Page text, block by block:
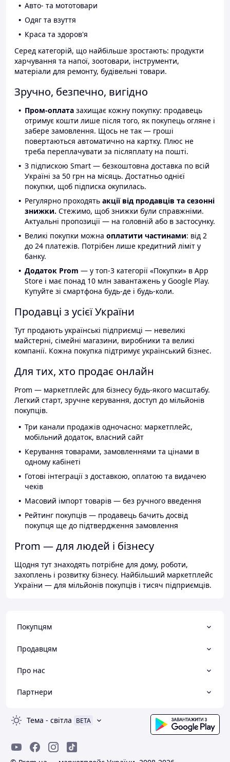
Авто- та мототовари
Одяг та взуття
Краса та здоров'я
Серед категорій, що найбільше зростають: продукти
харчування та напої, зоотовари, інструменти,
матеріали для ремонту, будівельні товари.
Зручно, безпечно, вигідно
Пром-оплата захищає кожну покупку: продавець
отримує кошти лише після того, як покупець огляне і
забере замовлення. Щось не так — гроші
повертаються автоматично на картку. Плюс не
треба переплачувати за післяплату на пошті.
З підпискою Smart — безкоштовна доставка по всій
Україні за 50 грн на місяць. Достатньо однієї
покупки, щоб підписка окупилась.
Регулярно проходять акції від продавців та сезонні
знижки. Стежимо, щоб знижки були справжніми.
Актуальні пропозиції — на головній або в застосунку.
Великі покупки можна оплатити частинами: від 2
до 24 платежів. Потрібен лише кредитний ліміт у
банку.
Додаток Prom — у топ-3 категорії «Покупки» в App
Store і має понад 10 млн завантажень у Google Play.
Купуйте зі смартфона будь-де і будь-коли.
Продавці з усієї України
Тут продають українські підприємці — невеликі
майстерні, сімейні магазини, виробники та великі
компанії. Кожна покупка підтримує український бізнес.
Для тих, хто продає онлайн
Prom — маркетплейс для бізнесу будь-якого масштабу.
Легкий старт, зручне керування, доступ до мільйонів
покупців.
Три канали продажів одночасно: маркетплейс,
мобільний додаток, власний сайт
Керування товарами, замовленнями та цінами в
одному кабінеті
Готові інтеграції з доставкою, оплатою та видачею
чеків
Масовий імпорт товарів — без ручного введення
Рейтинг покупців — продавець бачить досвід
покупця ще до підтвердження замовлення
Prom — для людей і бізнесу
Щодня тут знаходять потрібне для дому, роботи,
захоплень і розвитку бізнесу. Найбільший маркетплейс
України — для мільйонів покупців і тисяч підприємців.
Покупцям
Продавцям
Про нас
Партнери
Тема - світла BETA